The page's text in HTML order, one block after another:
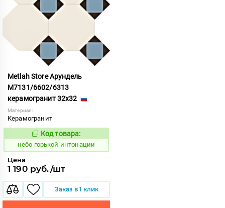
Metlah Store Арундель
М7131/6602/6313
керамогранит 32x32
Материал:
Керамогранит
1111908
Код товара:
небо горькой интонации
Цена
1 190 руб./шт
Заказ в 1 клик